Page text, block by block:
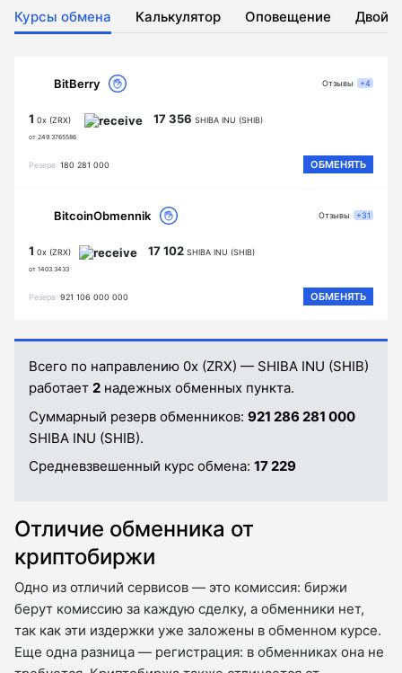
Курсы обмена Калькулятор Оповещение
BitBerry
1 0x (ZRX)
от 249.3765586
17 356 SHIBA INU (SHIB)
Резерв 180 281 000 ОБМЕНЯТЬ
Отзывы +4
BitcoinObmennik
1 0x (ZRX)
от 1403.3433
17 102 SHIBA INU (SHIB)
Резерв 921 106 000 000 ОБМЕНЯТЬ
Отзывы +31
Всего по направлению 0x (ZRX) — SHIBA INU (SHIB)
работает 2 надежных обменных пункта.
Суммарный резерв обменников: 921 286 281 000
SHIBA INU (SHIB).
Средневзвешенный курс обмена: 17 229
Отличие обменника от
криптобиржи
Одно из отличий сервисов — это комиссия: биржи
берут комиссию за каждую сделку, а обменники нет,
так как эти издержки уже заложены в обменном курсе.
Еще одна разница — регистрация: в обменниках она не